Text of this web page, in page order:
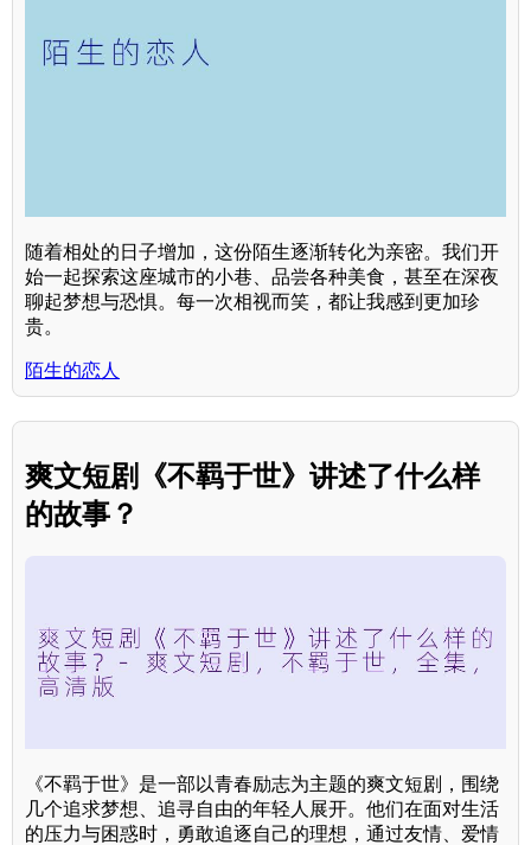
随着相处的日子增加，这份陌生逐渐转化为亲密。我们开
始一起探索这座城市的小巷、品尝各种美食，甚至在深夜
聊起梦想与恐惧。每一次相视而笑，都让我感到更加珍
贵。
陌生的恋人
爽文短剧《不羁于世》讲述了什么样
的故事？
《不羁于世》是一部以青春励志为主题的爽文短剧，围绕
几个追求梦想、追寻自由的年轻人展开。他们在面对生活
的压力与困惑时，勇敢追逐自己的理想，通过友情、爱情